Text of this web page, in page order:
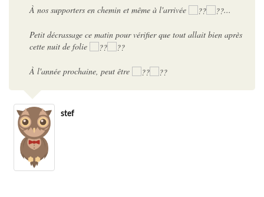
À nos supporters en chemin et même à l'arrivée ...
Petit décrassage ce matin pour vérifier que tout allait bien après
cette nuit de folie
À l'année prochaine, peut être
stef